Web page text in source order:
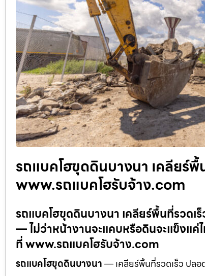
รถแบคโฮขุดดินบางนา เคลียร์พื้
www.รถแบคโฮรับจ้าง.com
รถแบคโฮขุดดินบางนา เคลียร์พื้นที่รวดเ
— ไม่ว่าหน้างานจะแคบหรือดินจะแข็งแค่
ที่ www.รถแบคโฮรับจ้าง.com
รถแบคโฮขุดดินบางนา— เคลียร์พื้นที่รวดเร็ว ปลอ